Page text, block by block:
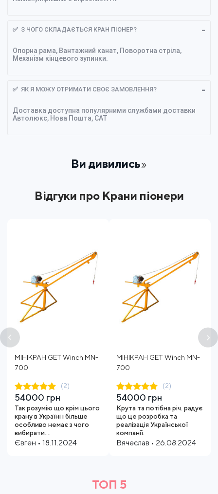
✅ З ЧОГО СКЛАДАЄТЬСЯ КРАН ПІОНЕР?
Опорна рама, Вантажний канат, Поворотна стріла,
Механізм кінцевого зупинки.
✅ ЯК Я МОЖУ ОТРИМАТИ СВОЄ ЗАМОВЛЕННЯ?
Доставка доступна популярними службами доставки
Автолюкс, Нова Пошта, CAT
Ви дивились
Відгуки про Крани піонери
МІНІКРАН GET Winch MN-
700
(2)
54000 грн
Так розумію що крім цього
крану в Україні і більше
особливо немає з чого
вибирати....
Євген • 18.11.2024
МІНІКРАН GET Winch MN-
700
(2)
54000 грн
Крута та потібна річ. радує
що це розробка та
реалізація Української
компанії.
Вячеслав • 26.08.2024
ТОП 5